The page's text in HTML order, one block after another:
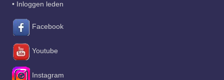
• Inloggen leden
Facebook
Youtube
Instagram